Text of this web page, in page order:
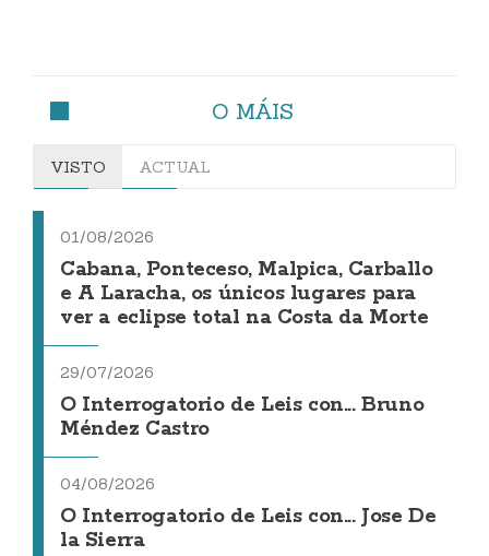
O MÁIS
VISTO ACTUAL
01/08/2026
Cabana, Ponteceso, Malpica, Carballo
e A Laracha, os únicos lugares para
ver a eclipse total na Costa da Morte
29/07/2026
O Interrogatorio de Leis con... Bruno
Méndez Castro
04/08/2026
O Interrogatorio de Leis con... Jose De
la Sierra